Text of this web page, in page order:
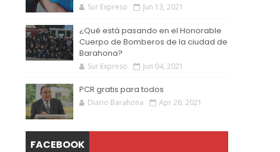
Sur Expreso Jun 13, 2021
¿Qué está pasando en el Honorable
Cuerpo de Bomberos de la ciudad de
Barahona?
Sur Expreso Jun 04, 2021
PCR gratis para todos
Diario Barahona Apr 26, 2021
FACEBOOK